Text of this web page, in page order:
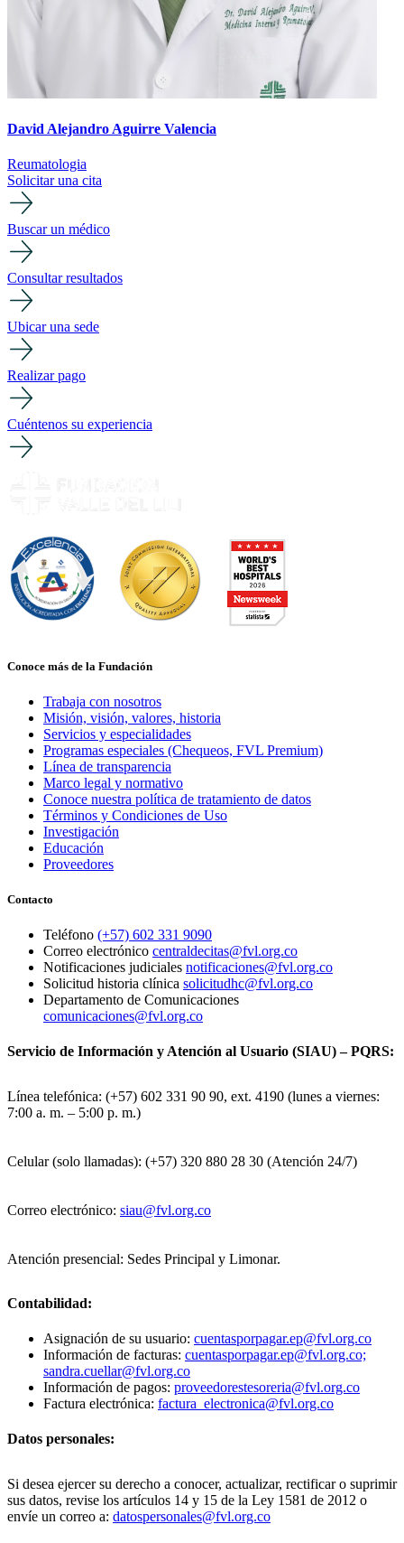
David Alejandro Aguirre Valencia
Reumatologia
Solicitar una cita
Buscar un médico
Consultar resultados
Ubicar una sede
Realizar pago
Cuéntenos su experiencia
Conoce más de la Fundación
Trabaja con nosotros
Misión, visión, valores, historia
Servicios y especialidades
Programas especiales (Chequeos, FVL Premium)
Línea de transparencia
Marco legal y normativo
Conoce nuestra política de tratamiento de datos
Términos y Condiciones de Uso
Investigación
Educación
Proveedores
Contacto
Teléfono (+57) 602 331 9090
Correo electrónico centraldecitas@fvl.org.co
Notificaciones judiciales notificaciones@fvl.org.co
Solicitud historia clínica solicitudhc@fvl.org.co
Departamento de Comunicaciones
comunicaciones@fvl.org.co
Servicio de Información y Atención al Usuario (SIAU) – PQRS:
Línea telefónica: (+57) 602 331 90 90, ext. 4190 (lunes a viernes:
7:00 a. m. – 5:00 p. m.)
Celular (solo llamadas): (+57) 320 880 28 30 (Atención 24/7)
Correo electrónico: siau@fvl.org.co
Atención presencial: Sedes Principal y Limonar.
Contabilidad:
Asignación de su usuario: cuentasporpagar.ep@fvl.org.co
Información de facturas: cuentasporpagar.ep@fvl.org.co;
sandra.cuellar@fvl.org.co
Información de pagos: proveedorestesoreria@fvl.org.co
Factura electrónica: factura_electronica@fvl.org.co
Datos personales:
Si desea ejercer su derecho a conocer, actualizar, rectificar o suprimir
sus datos, revise los artículos 14 y 15 de la Ley 1581 de 2012 o
envíe un correo a: datospersonales@fvl.org.co